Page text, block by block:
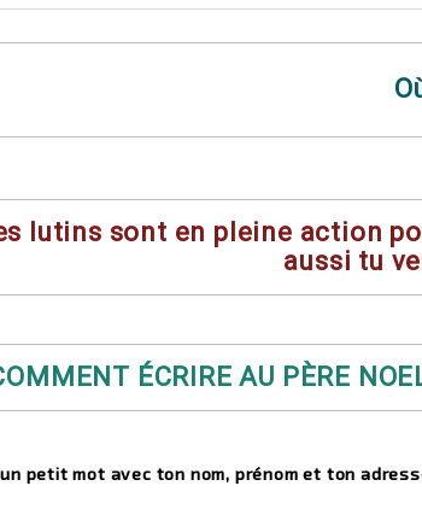
lutins sont en pleine action
aussi tu
ÉCRIRE AU PÈRE
petit mot avec ton nom, prénom et ton